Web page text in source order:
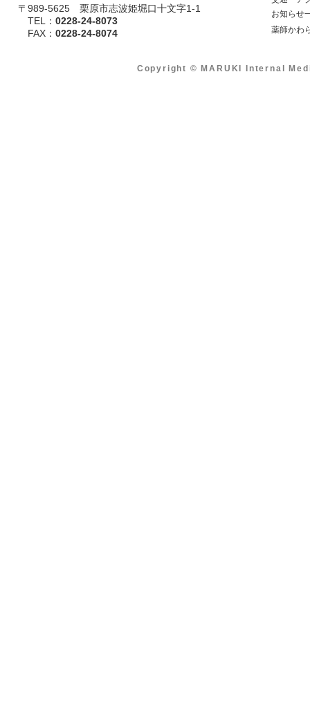
〒989-5625 栗原市志波姫堀口十文字1-1
TEL： 0228-24-8073
​ FAX： 0228-24-8074
お知らせ
薬師かわ
Copyright © MARUKI Internal